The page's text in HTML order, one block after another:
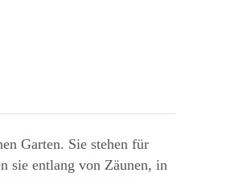
Garten. Sie stehen für
sie entlang von Zäunen, in